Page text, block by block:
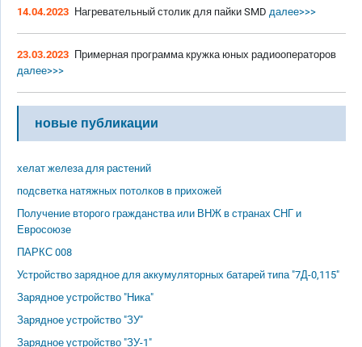
14.04.2023 Нагревательный столик для пайки SMD далее>>>
23.03.2023 Примерная программа кружка юных радиооператоров
далее>>>
новые публикации
хелат железа для растений
подсветка натяжных потолков в прихожей
Получение второго гражданства или ВНЖ в странах СНГ и
Евросоюзе
ПАРКС 008
Устройство зарядное для аккумуляторных батарей типа "7Д-0,115"
Зарядное устройство "Ника"
Зарядное устройство "ЗУ"
Зарядное устройство "ЗУ-1"